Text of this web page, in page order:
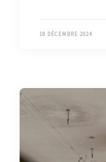
18 DÉCEMBRE 2024